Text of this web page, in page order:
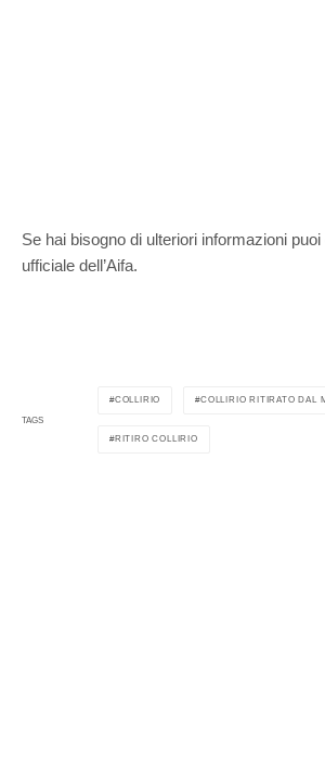
Se hai bisogno di ulteriori informazioni
ufficiale dell’Aifa.
TAGS
COLLIRIO COLLIRIO RITIRATO DAL
RITIRO COLLIRIO